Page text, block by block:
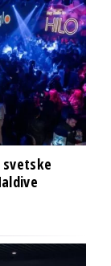
svetske